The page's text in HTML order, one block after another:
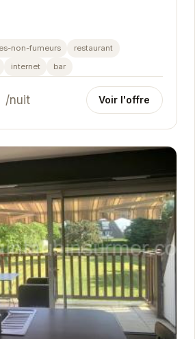
non-fumeurs
restaurant
internet bar
/nuit Voir l'offre